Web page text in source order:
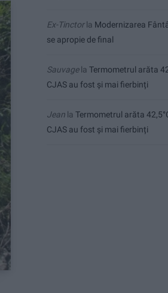
Ex-Tinctorla Modernizarea
se apropie de final
Sauvagela Termometrul arăta
CJAS au fost și mai fierbinți
Jean la Termometrul arăta
CJAS au fost și mai fierbinți